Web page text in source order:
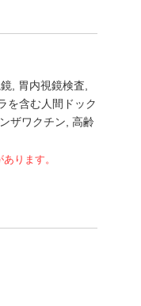
胃内視鏡検査
を含む人間ドック
ザワクチン 高齢
ります。